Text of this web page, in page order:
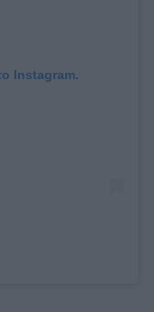
Instagram.